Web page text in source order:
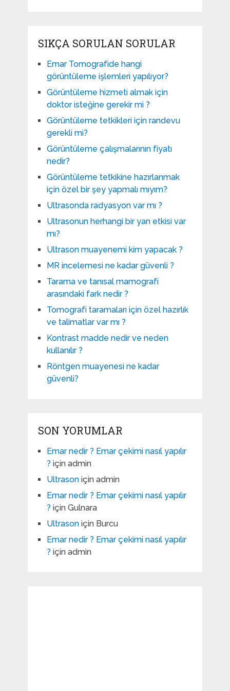
SIKÇA SORULAN SORULAR
Emar Tomografide hangi
görüntüleme işlemleri yapılıyor?
Görüntüleme hizmeti almak için
doktor isteğine gerekir mi ?
Görüntüleme tetkikleri için randevu
gerekli mi?
Görüntüleme çalışmalarının fiyatı
nedir?
Görüntüleme tetkikine hazırlanmak
için özel bir şey yapmalı mıyım?
Ultrasonda radyasyon var mı ?
Ultrasonun herhangi bir yan etkisi var
mı?
Ultrason muayenemi kim yapacak ?
MR incelemesi ne kadar güvenli ?
Tarama ve tanısal mamografi
arasındaki fark nedir ?
Tomografi taramaları için özel hazırlık
ve talimatlar var mı ?
Kontrast madde nedir ve neden
kullanılır ?
Röntgen muayenesi ne kadar
güvenli?
SON YORUMLAR
Emar nedir ? Emar çekimi nasıl yapılır
? için admin
Ultrasoniçin admin
Emar nedir ? Emar çekimi nasıl yapılır
? için Gulnara
Ultrasoniçin Burcu
Emar nedir ? Emar çekimi nasıl yapılır
? için admin